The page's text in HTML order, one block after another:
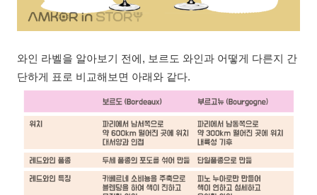
와인 라벨을 알아보기 전에, 보르도 와인과 어떻게 다른지 간
단하게 표로 비교해보면 아래와 같다.